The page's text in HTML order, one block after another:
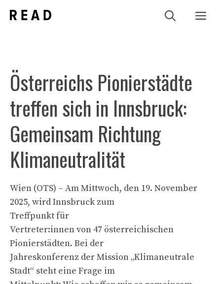
Inhalt
Österreichs Pionierstädte
treffen sich in Innsbruck:
Gemeinsam Richtung
Klimaneutralität
Wien (OTS) – Am Mittwoch, den 19. November
2025, wird Innsbruck zum
Treffpunkt für
Vertreter:innen von 47 österreichischen
Pionierstädten. Bei der
Jahreskonferenz der Mission „Klimaneutrale
Stadt“ steht eine Frage im